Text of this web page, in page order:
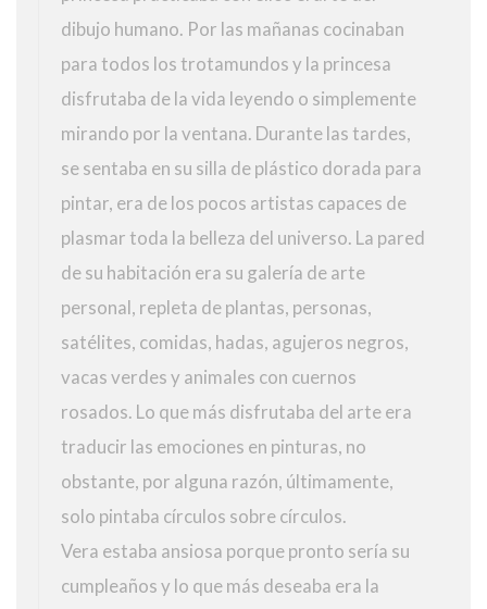
dibujo humano. Por las mañanas cocinaban
para todos los trotamundos y la princesa
disfrutaba de la vida leyendo o simplemente
mirando por la ventana. Durante las tardes,
se sentaba en su silla de plástico dorada para
pintar, era de los pocos artistas capaces de
plasmar toda la belleza del universo. La pared
de su habitación era su galería de arte
personal, repleta de plantas, personas,
satélites, comidas, hadas, agujeros negros,
vacas verdes y animales con cuernos
rosados. Lo que más disfrutaba del arte era
traducir las emociones en pinturas, no
obstante, por alguna razón, últimamente,
solo pintaba círculos sobre círculos.
Vera estaba ansiosa porque pronto sería su
cumpleaños y lo que más deseaba era la